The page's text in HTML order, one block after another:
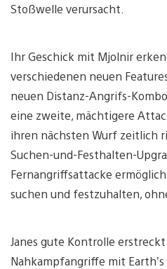
Stoßwelle verursacht.
Ihr Geschick mit Mjolnir
verschiedenen neuen
neuen Distanz-Angrifs-
eine zweite, mächtigere
ihren nächsten Wurf zeitlich
Suchen-und-Festhalten-
Fernangriffsattacke
suchen und festzuhalten,
Janes gute Kontrolle
Nahkampfangriffe mit